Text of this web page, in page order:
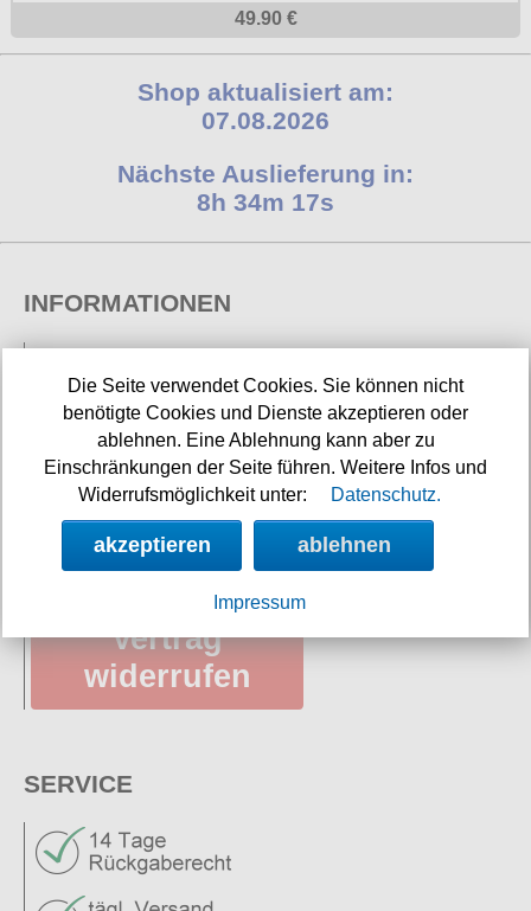
49.90 €
Shop aktualisiert am:
07.08.2026
Nächste Auslieferung in:
8h 34m 17s
INFORMATIONEN
Impressum/Kontakt
Versandkosten
Datenschutz
Vertrag
widerrufen
SERVICE
Die Seite verwendet Cookies. Sie können nicht
benötigte Cookies und Dienste akzeptieren oder
ablehnen. Eine Ablehnung kann aber zu
Einschränkungen der Seite führen. Weitere Infos und
Widerrufsmöglichkeit unter:
Datenschutz.
akzeptieren ablehnen
Impressum